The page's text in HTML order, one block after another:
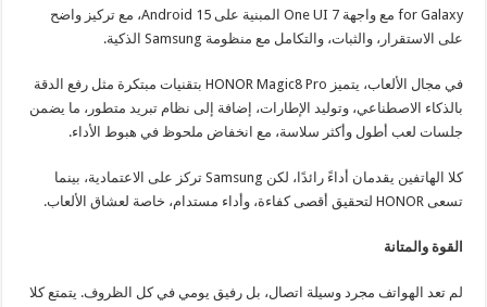
for Galaxy مع واجهة One UI 7 المبنية على Android 15، مع تركيز واضح
على الاستقرار، والثبات، والتكامل مع منظومة Samsung الذكية.
في مجال الألعاب، يتميز HONOR Magic8 Pro بتقنيات مبتكرة مثل رفع الدقة
بالذكاء الاصطناعي، وتوليد الإطارات، إضافة إلى نظام تبريد متطور، ما يضمن
جلسات لعب أطول وأكثر سلاسة، مع انخفاض ملحوظ في هبوط الأداء.
كلا الهاتفين يقدمان أداءً رائدًا، لكن Samsung تركز على الاعتمادية، بينما
تسعى HONOR لتحقيق أقصى كفاءة، وأداء مستدام، خاصة لعشاق الألعاب.
القوة والمتانة
لم تعد الهواتف مجرد وسيلة اتصال، بل رفيق يومي في كل الظروف. يتمتع كلا